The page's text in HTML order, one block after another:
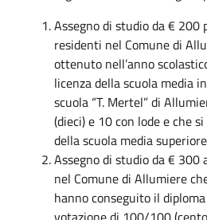
Assegno di studio da € 200
residenti nel Comune di
ottenuto nell’anno
licenza della scuola media
scuola “T. Mertel” di
(dieci) e 10 con lode e che
della scuola media
Assegno di studio da €
nel Comune di Allumiere
hanno conseguito il